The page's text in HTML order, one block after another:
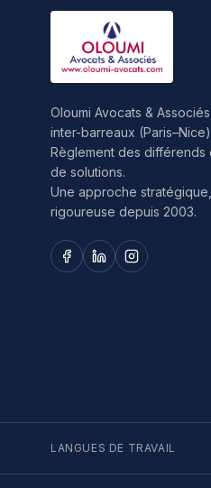
Oloumi Avocats &
inter-barreaux (Paris–Nice)
Règlement des différends
de solutions.
Une approche
rigoureuse depuis 2003.
LANGUES DE TRAVAIL